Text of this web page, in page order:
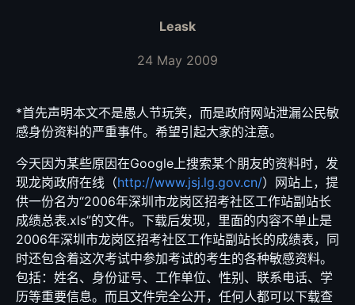
Leask
24 May 2009
*首先声明本文不是愚人节玩笑，而是政府网站泄漏公民敏
感身份资料的严重事件。希望引起大家的注意。
今天因为某些原因在Google上搜索某个朋友的资料时，发
现龙岗政府在线（http://www.jsj.lg.gov.cn/）网站上，提
供一份名为“2006年深圳市龙岗区招考社区工作站副站长
成绩总表.xls”的文件。下载后发现，里面的内容不单止是
2006年深圳市龙岗区招考社区工作站副站长的成绩表，同
时还包含着这次考试中参加考试的考生的各种敏感资料。
包括：姓名、身份证号、工作单位、性别、联系电话、学
历等重要信息。而且文件完全公开，任何人都可以下载查